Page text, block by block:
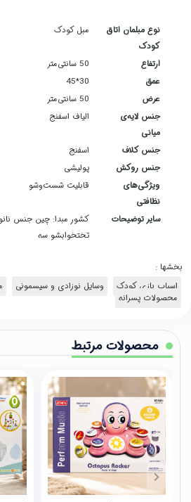
نوع مبلمان اتاق
کودک
مبل کودک
ارتفاع
50 سانتی‌متر
عمق
30*45
عرض
50 سانتی‌متر
جنس لایه‌ی
میانی
الیاف اسفنج
جنس کلاف
اسفنج
جنس روکش
پولیشی
ویژگی‌های
نظافتی
قابلیت شست‌وشو
سایر توضیحات
کشور مبدا: چین جنس
تختخوابشو سه
بخشها :
اسباب بازی کودک
وسایل نوزادی و سیسمونی
محصولات پسرانه
محصولات مرتبط